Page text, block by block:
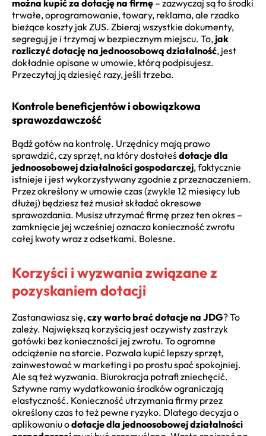
można kupić za dotację na firmę – zazwyczaj są to środki
trwałe, oprogramowanie, towary, reklama, ale rzadko
bieżące koszty jak ZUS. Zbieraj wszystkie dokumenty,
segreguj je i trzymaj w bezpiecznym miejscu. To, jak
rozliczyć dotację na jednoosobową działalność, jest
dokładnie opisane w umowie, którą podpisujesz.
Przeczytaj ją dziesięć razy, jeśli trzeba.
Kontrole beneficjentów i obowiązkowa
sprawozdawczość
Bądź gotów na kontrolę. Urzędnicy mają prawo
sprawdzić, czy sprzęt, na który dostałeśdotacje dla
jednoosobowej działalności gospodarczej, faktycznie
istnieje i jest wykorzystywany zgodnie z przeznaczeniem.
Przez określony w umowie czas (zwykle 12 miesięcy lub
dłużej) będziesz też musiał składać okresowe
sprawozdania. Musisz utrzymać firmę przez ten okres –
zamknięcie jej wcześniej oznacza konieczność zwrotu
całej kwoty wraz z odsetkami. Bolesne.
Korzyści i wyzwania związane z
pozyskaniem dotacji
Zastanawiasz się,czy warto brać dotacje na JDG? To
zależy. Największą korzyścią jest oczywisty zastrzyk
gotówki bez konieczności jej zwrotu. To ogromne
odciążenie na starcie. Pozwala kupić lepszy sprzęt,
zainwestować w marketing i po prostu spać spokojniej.
Ale są też wyzwania. Biurokracja potrafi zniechęcić.
Sztywne ramy wydatkowania środków ograniczają
elastyczność. Konieczność utrzymania firmy przez
określony czas to też pewne ryzyko. Dlatego decyzja o
aplikowaniu odotacje dla jednoosobowej działalności